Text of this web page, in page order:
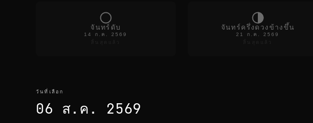
จันทร์ดับ
14 ก.ค. 2569
จันทร์ครึ่งดวงข้างขึ้น
21 ก.ค. 2569
วันที่เลือก
06 ส.ค. 2569